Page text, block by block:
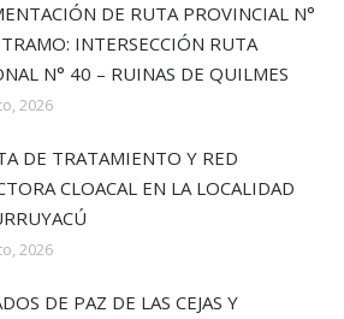
DE RUTA PROVINCIAL N°
INTERSECCIÓN RUTA
N° 40 – RUINAS DE QUILMES
2026
DE TRATAMIENTO Y RED
CLOACAL EN LA LOCALIDAD
2026
DE PAZ DE LAS CEJAS Y